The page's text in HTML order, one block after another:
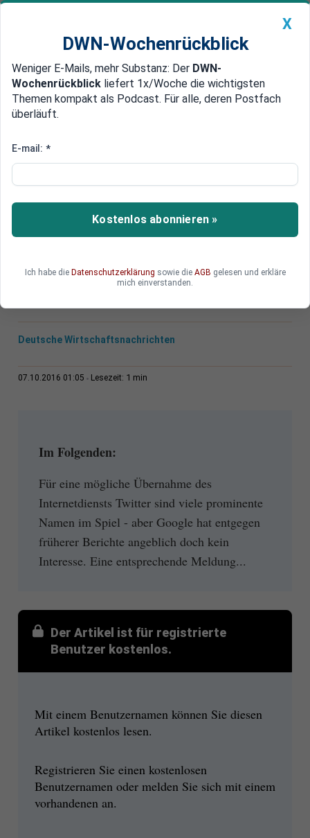
Newsticker MEIN DWN: Geldanlage Premium
Edelmetalle DWN-Magazin China
Viele Spekulationen
Google will Twitter nicht kaufen:
Aktie stürzt ab
Twitter musste am Donnerstag einen heftigen
nur eingeschränkt attraktiv.
Deutsche Wirtschaftsnachrichten
07.10.2016 01:05 Lesezeit: 1 min
Im Folgenden:
Für eine mögliche Übernahme des
Internetdiensts Twitter sind viele prominente
Namen im Spiel - aber Google hat entgegen
früherer Berichte angeblich doch kein
Interesse. Eine entsprechende Meldung...
Der Artikel ist für registrierte
Benutzer kostenlos.
Mit einem Benutzernamen können Sie diesen
Artikel kostenlos lesen.
Registrieren Sie einen kostenlosen
Benutzernamen oder melden Sie sich mit einem
vorhandenen an.
X
DWN-Wochenrückblick
Weniger E-Mails, mehr Substanz: Der DWN-
Wochenrückblick liefert 1x/Woche die wichtigsten
Themen kompakt als Podcast. Für alle, deren Postfach
überläuft.
E-mail: *
Kostenlos abonnieren »
Ich habe die Datenschutzerklärung sowie die AGB gelesen und erkläre
mich einverstanden.